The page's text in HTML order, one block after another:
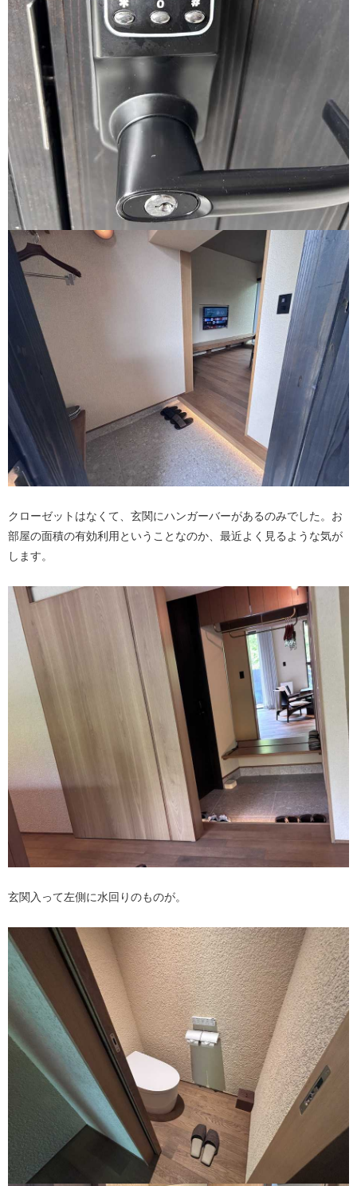
クローゼットはなくて、玄関にハンガーバーがあるのみでした。お
部屋の面積の有効利用ということなのか、最近よく見るような気が
します。
玄関入って左側に水回りのものが。